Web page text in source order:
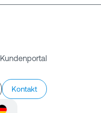
Kundenportal
Kontakt